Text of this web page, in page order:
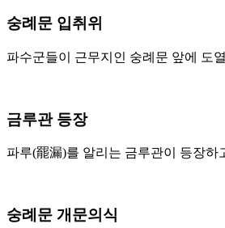
숭례문 입취위
파수군들이 근무지인 숭례문 앞에 도열
금루관 등장
파루(罷漏)를 알리는 금루관이 등장하
숭례문 개문의식